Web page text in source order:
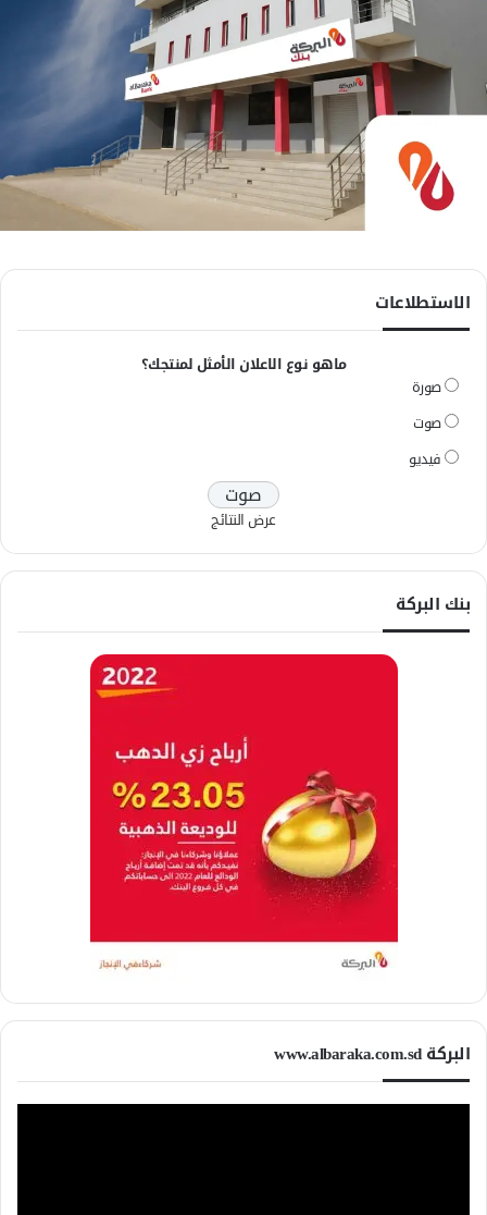
الاستطلاعات
ماهو نوع الاعلان الأمثل لمنتجك؟
صورة
صوت
فيديو
عرض النتائج
بنك البركة
البركة www.albaraka.com.sd